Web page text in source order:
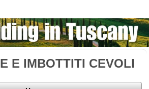
E IMBOTTITI CEVOLI